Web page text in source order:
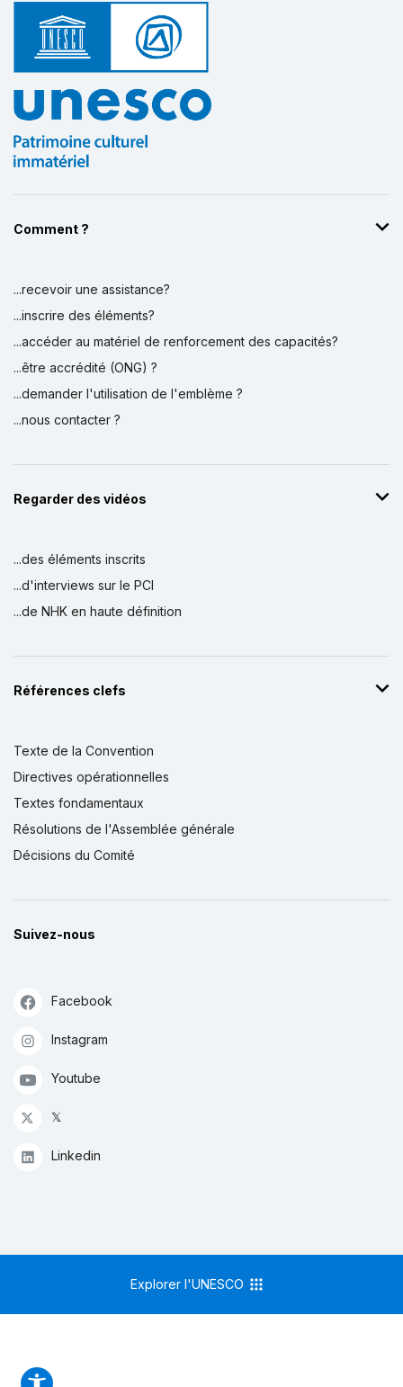
Comment ?
...recevoir une assistance?
...inscrire des éléments?
...accéder au matériel de renforcement des capacités?
...être accrédité (ONG) ?
...demander l'utilisation de l'emblème ?
...nous contacter ?
Regarder des vidéos
...des éléments inscrits
...d'interviews sur le PCI
...de NHK en haute définition
Références clefs
Texte de la Convention
Directives opérationnelles
Textes fondamentaux
Résolutions de l'Assemblée générale
Décisions du Comité
Suivez-nous
Facebook
Instagram
Youtube
𝕏
Linkedin
Explorer l'UNESCO